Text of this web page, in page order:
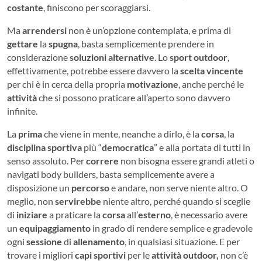
costante, finiscono per scoraggiarsi.
Ma arrendersi non è un’opzione contemplata, e prima di
gettare la spugna, basta semplicemente prendere in
considerazionesoluzionialternative. Losportoutdoor,
effettivamente, potrebbe essere davvero la sceltavincente
per chi è in cerca della propria motivazione, anche perché le
attivitàche si possono praticare all’aperto sono davvero
infinite.
La primache viene in mente, neanche a dirlo, è la corsa, la
disciplina sportiva più “democratica” e alla portata di tutti in
senso assoluto. Percorrere non bisogna essere grandi atleti o
navigati body builders, basta semplicemente avere a
disposizione un percorsoe andare, non serve niente altro. O
meglio, non servirebbe niente altro, perché quando si sceglie
di iniziare a praticare la corsaall’esterno, è necessario avere
un equipaggiamento in grado di rendere semplice e gradevole
ogni sessione di allenamento, in qualsiasi situazione. E per
trovare i migliori capi sportivi per leattività outdoor, non c’è